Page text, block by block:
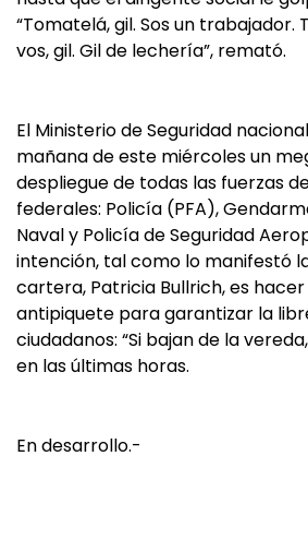
“Tomatelá, gil. Sos un trabajador.
vos, gil. Gil de lechería”, remató.
El Ministerio de Seguridad
mañana de este miércoles un
despliegue de todas las fuerzas
federales: Policía (PFA),
Naval y Policía de Seguridad
intención, tal como lo manifestó
cartera, Patricia Bullrich, es
antipiquete para garantizar la
ciudadanos: “Si bajan de la
en las últimas horas.
En desarrollo.-